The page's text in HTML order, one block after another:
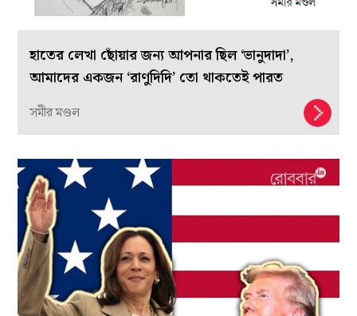
হাতের লেখা ছোঁয়ার জন্য আপনার ছিল ‘ভানুদাদা’,
আমাদের একজন ‘রাণুদিদি’ তো থাকতেই পারত
সমীর মণ্ডল